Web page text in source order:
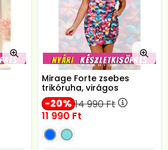
Mirage Forte zsebes
trikóruha, virágos
20 14 990Ft
11 990 Ft